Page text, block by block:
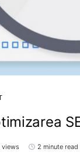
views 2 minute read